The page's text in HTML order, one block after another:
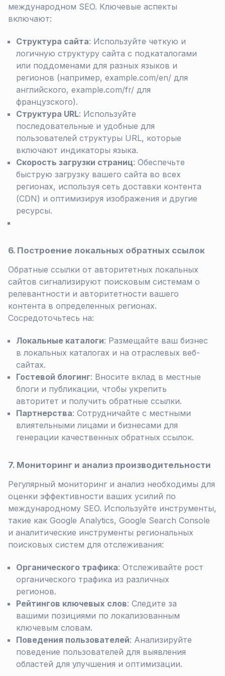
международном SEO. Ключевые аспекты
включают:
Структура сайта: Используйте четкую и
логичную структуру сайта с подкаталогами
или поддоменами для разных языков и
регионов (например, example.com/en/ для
английского, example.com/fr/ для
французского).
Структура URL: Используйте
последовательные и удобные для
пользователей структуры URL, которые
включают индикаторы языка.
Скорость загрузки страниц: Обеспечьте
быструю загрузку вашего сайта во всех
регионах, используя сеть доставки контента
(CDN) и оптимизируя изображения и другие
ресурсы.
6. Построение локальных обратных ссылок
Обратные ссылки от авторитетных локальных
сайтов сигнализируют поисковым системам о
релевантности и авторитетности вашего
контента в определенных регионах.
Сосредоточьтесь на:
Локальные каталоги: Размещайте ваш бизнес
в локальных каталогах и на отраслевых веб-
сайтах.
Гостевой блогинг: Вносите вклад в местные
блоги и публикации, чтобы укрепить
авторитет и получить обратные ссылки.
Партнерства: Сотрудничайте с местными
влиятельными лицами и бизнесами для
генерации качественных обратных ссылок.
7. Мониторинг и анализ производительности
Регулярный мониторинг и анализ необходимы для
оценки эффективности ваших усилий по
международному SEO. Используйте инструменты,
такие как Google Analytics, Google Search Console
и аналитические инструменты региональных
поисковых систем для отслеживания:
Органического трафика: Отслеживайте рост
органического трафика из различных
регионов.
Рейтингов ключевых слов: Следите за
вашими позициями по локализованным
ключевым словам.
Поведения пользователей: Анализируйте
поведение пользователей для выявления
областей для улучшения и оптимизации.